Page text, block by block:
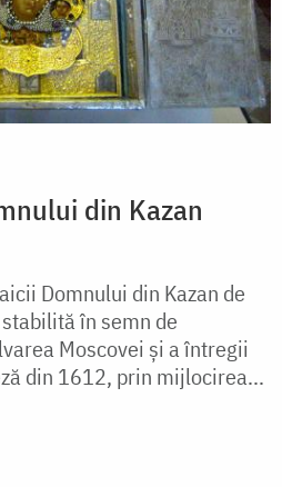
din Kazan
Domnului din Kazan de
în semn de
Moscovei și a întregii
din 1612, prin mijlocirea...